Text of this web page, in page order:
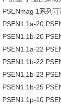
PSENmag 1系列
PSEN1.1a-20
PSEN1.1b-20
PSEN1.1a-22
PSEN1.1b-22
PSEN1.1b-23
PSEN1.1b-25
PSEN1.1p-10